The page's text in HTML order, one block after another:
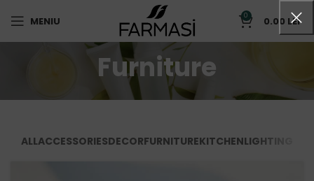
MENIU 0 0.00 LEI
Furniture
ALLACCESSORIESDECORFURNITUREKITCHENLIGHTING